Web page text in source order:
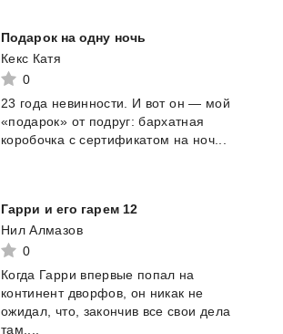
Подарок на одну ночь
Кекс Катя
0
23 года невинности. И вот он — мой
«подарок» от подруг: бархатная
коробочка с сертификатом на ноч...
Гарри и его гарем 12
Нил Алмазов
0
Когда Гарри впервые попал на
континент дворфов, он никак не
ожидал, что, закончив все свои дела
там,...